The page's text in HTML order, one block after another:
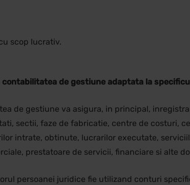
scop lucrativ.
de gestiune adaptata la
de gestiune va asigura, in principal,
sectii, faze de fabricatie, centre de costuri,
intrate, obtinute, lucrarilor executate,
prestatoare de servicii, financiare si alte
persoanei juridice fie utilizand conturi